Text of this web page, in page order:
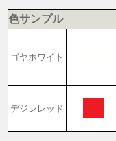
色サンプル
ゴヤホワイト
デジレレッド